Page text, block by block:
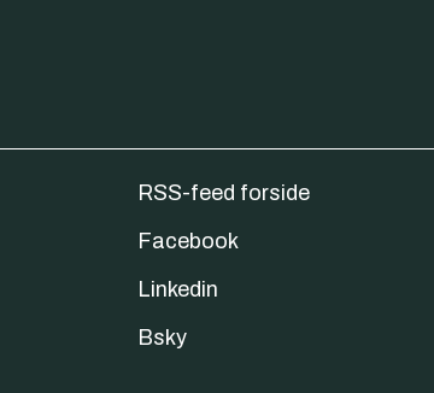
RSS-feed forside
Facebook
Linkedin
Bsky